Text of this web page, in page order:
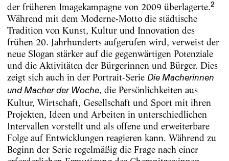
der früheren Imagekampagne von 2009 überlagerte.2
Während mit dem Moderne-Motto die städtische
Tradition von Kunst, Kultur und Innovation des
frühen 20. Jahrhunderts aufgerufen wird, verweist der
neue Slogan stärker auf die gegenwärtigen Potenziale
und die Aktivitäten der Bürgerinnen und Bürger. Dies
zeigt sich auch in der Portrait-Serie Die Macherinnen
und Macher der Woche, die Persönlichkeiten aus
Kultur, Wirtschaft, Gesellschaft und Sport mit ihren
Projekten, Ideen und Arbeiten in unterschiedlichen
Intervallen vorstellt und als offene und erweiterbare
Folge auf Entwicklungen reagieren kann. Während zu
Beginn der Serie regelmäßig die Frage nach einer